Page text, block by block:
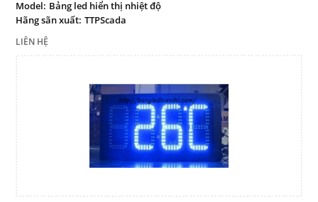
Model: Bảng led hiển thị nhiệt độ
Hãng sãn xuất: TTPScada
LIÊN HỆ